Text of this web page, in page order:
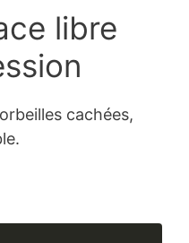
libre
cachées,